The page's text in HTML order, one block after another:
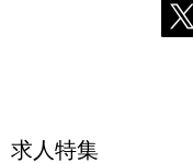
求人特集